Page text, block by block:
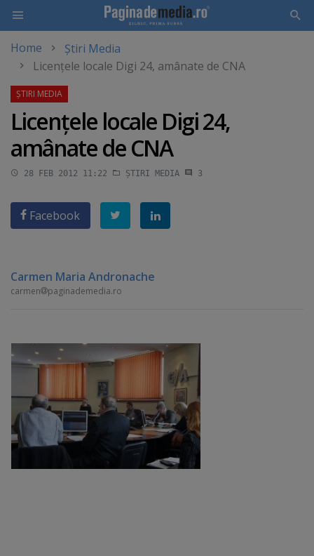
main
content
Home
Știri Media
Licenţele locale Digi 24, amânate de CNA
Licenţele locale Digi 24,
amânate de CNA
28 FEB 2012 11:22 ȘTIRI MEDIA 3
Facebook
Carmen Maria Andronache
carmen paginademedia.ro